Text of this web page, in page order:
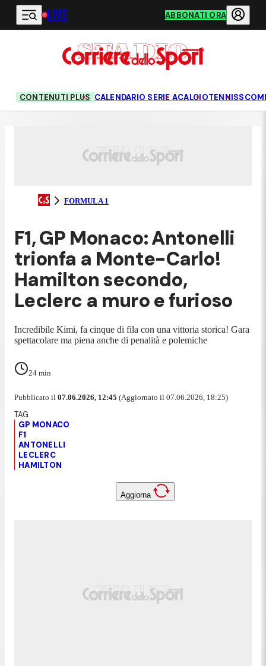
Vai al contenuto principale
LIVE ABBONATI ORA
CONTENUTI PLUS CALENDARIO SERIE ACALCIOTENNIS
FORMULA 1
F1, GP Monaco: Antonelli
trionfa a Monte-Carlo!
Hamilton secondo,
Leclerc a muro e furioso
Incredibile Kimi, fa cinque di fila con una vittoria storica! Gara
spettacolare ma piena anche di penalità e polemiche
24 min
Pubblicato il 07.06.2026, 12:45 (Aggiornato il 07.06.2026, 18:25)
GP MONACO
F1
ANTONELLI
LECLERC
HAMILTON
Aggiorna